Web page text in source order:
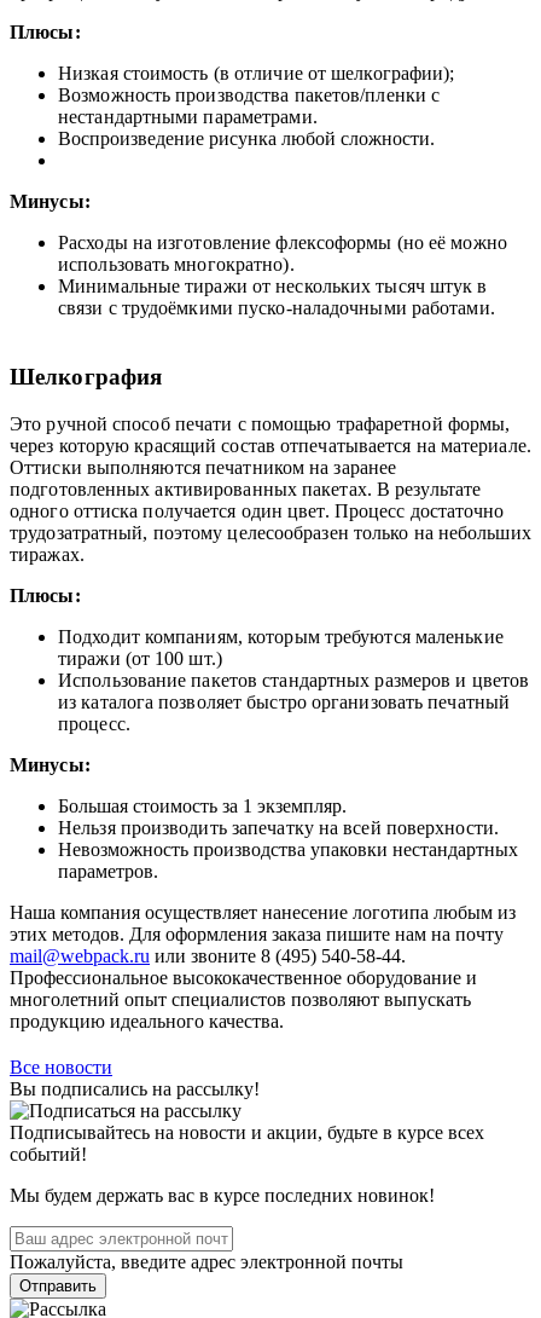
Плюсы:
Низкая стоимость (в отличие от шелкографии);
Возможность производства пакетов/пленки с
нестандартными параметрами.
Воспроизведение рисунка любой сложности.
Минусы:
Расходы на изготовление флексоформы (но её можно
использовать многократно).
Минимальные тиражи от нескольких тысяч штук в
связи с трудоёмкими пуско-наладочными работами.
Шелкография
Это ручной способ печати с помощью трафаретной формы,
через которую красящий состав отпечатывается на материале.
Оттиски выполняются печатником на заранее
подготовленных активированных пакетах. В результате
одного оттиска получается один цвет. Процесс достаточно
трудозатратный, поэтому целесообразен только на небольших
тиражах.
Плюсы:
Подходит компаниям, которым требуются маленькие
тиражи (от 100 шт.)
Использование пакетов стандартных размеров и цветов
из каталога позволяет быстро организовать печатный
процесс.
Минусы:
Большая стоимость за 1 экземпляр.
Нельзя производить запечатку на всей поверхности.
Невозможность производства упаковки нестандартных
параметров.
Наша компания осуществляет нанесение логотипа любым из
этих методов. Для оформления заказа пишите нам на почту
mail@webpack.ru или звоните 8 (495) 540-58-44.
Профессиональное высококачественное оборудование и
многолетний опыт специалистов позволяют выпускать
продукцию идеального качества.
Все новости
Вы подписались на рассылку!
Подписывайтесь на новости и акции, будьте в курсе всех
событий!
Мы будем держать вас в курсе последних новинок!
Пожалуйста, введите адрес электронной почты
Отправить